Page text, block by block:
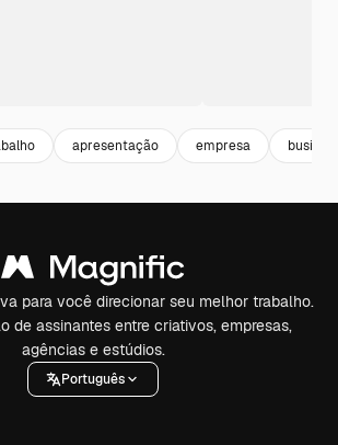
apresentação empresa
para você direcionar seu melhor trabalho.
de assinantes entre criativos, empresas,
agências e estúdios.
Português